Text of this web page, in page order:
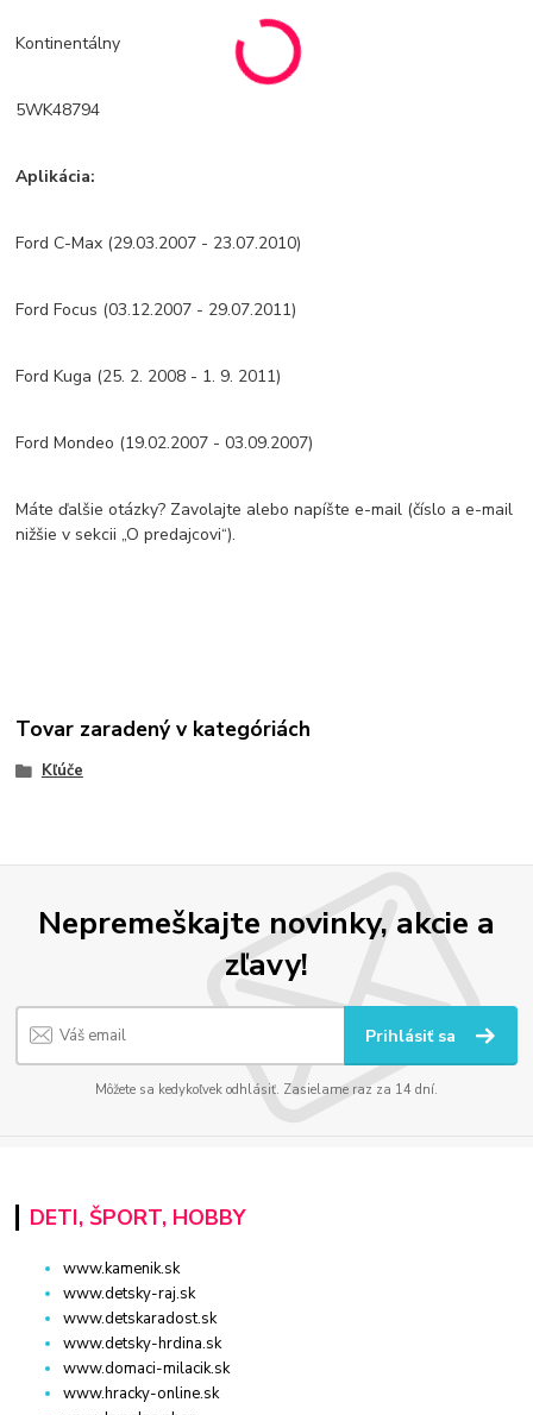
Kontinentálny
5WK48794
Aplikácia:
Ford C-Max (29.03.2007 - 23.07.2010)
Ford Focus (03.12.2007 - 29.07.2011)
Ford Kuga (25. 2. 2008 - 1. 9. 2011)
Ford Mondeo (19.02.2007 - 03.09.2007)
Máte ďalšie otázky? Zavolajte alebo napíšte e-mail (číslo a e-mail
nižšie v sekcii „O predajcovi“).
Tovar zaradený v kategóriách
Kľúče
Nepremeškajte novinky, akcie a
zľavy!
Prihlásiť sa
Môžete sa kedykoľvek odhlásiť. Zasielame raz za 14 dní.
DETI, ŠPORT, HOBBY
www.kamenik.sk
www.detsky-raj.sk
www.detskaradost.sk
www.detsky-hrdina.sk
www.domaci-milacik.sk
www.hracky-online.sk